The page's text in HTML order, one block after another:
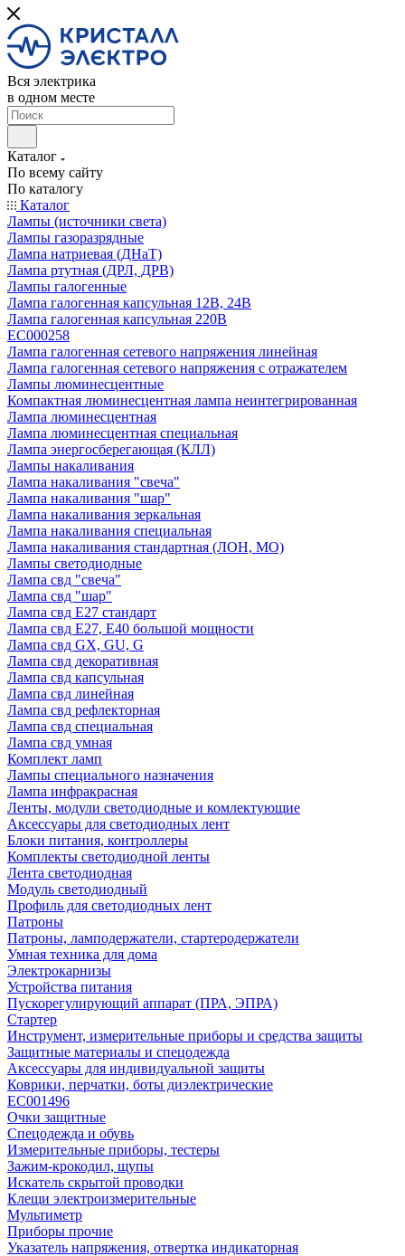
Вся электрика
в одном месте
Каталог
По всему сайту
По каталогу
Каталог
Лампы (источники света)
Лампы газоразрядные
Лампа натриевая (ДНаТ)
Лампа ртутная (ДРЛ, ДРВ)
Лампы галогенные
Лампа галогенная капсульная 12В, 24В
Лампа галогенная капсульная 220В
EC000258
Лампа галогенная сетевого напряжения линейная
Лампа галогенная сетевого напряжения с отражателем
Лампы люминесцентные
Компактная люминесцентная лампа неинтегрированная
Лампа люминесцентная
Лампа люминесцентная специальная
Лампа энергосберегающая (КЛЛ)
Лампы накаливания
Лампа накаливания "свеча"
Лампа накаливания "шар"
Лампа накаливания зеркальная
Лампа накаливания специальная
Лампа накаливания стандартная (ЛОН, МО)
Лампы светодиодные
Лампа свд "свеча"
Лампа свд "шар"
Лампа свд E27 стандарт
Лампа свд E27, Е40 большой мощности
Лампа свд GX, GU, G
Лампа свд декоративная
Лампа свд капсульная
Лампа свд линейная
Лампа свд рефлекторная
Лампа свд специальная
Лампа свд умная
Комплект ламп
Лампы специального назначения
Лампа инфракрасная
Ленты, модули светодиодные и комлектующие
Аксессуары для светодиодных лент
Блоки питания, контроллеры
Комплекты светодиодной ленты
Лента светодиодная
Модуль светодиодный
Профиль для светодиодных лент
Патроны
Патроны, ламподержатели, стартеродержатели
Умная техника для дома
Электрокарнизы
Устройства питания
Пускорегулирующий аппарат (ПРА, ЭПРА)
Стартер
Инструмент, измерительные приборы и средства защиты
Защитные материалы и спецодежда
Аксессуары для индивидуальной защиты
Коврики, перчатки, боты диэлектрические
EC001496
Очки защитные
Спецодежда и обувь
Измерительные приборы, тестеры
Зажим-крокодил, щупы
Искатель скрытой проводки
Клещи электроизмерительные
Мультиметр
Приборы прочие
Указатель напряжения, отвертка индикаторная